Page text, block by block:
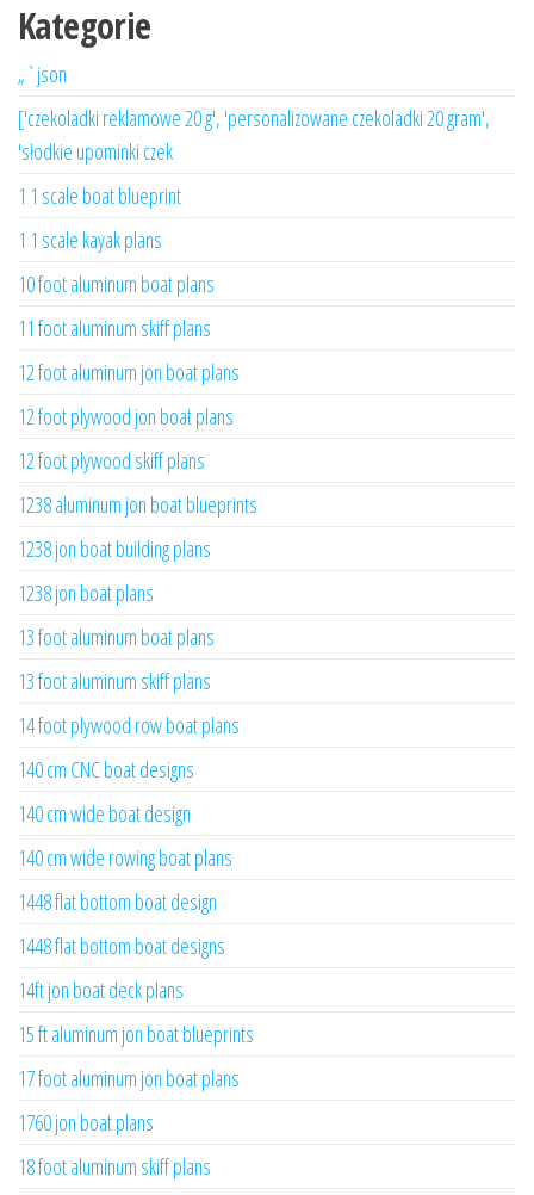
Kategorie
„`json
['czekoladki reklamowe 20 g', 'personalizowane czekoladki 20 gram',
'słodkie upominki czek
1 1 scale boat blueprint
1 1 scale kayak plans
10 foot aluminum boat plans
11 foot aluminum skiff plans
12 foot aluminum jon boat plans
12 foot plywood jon boat plans
12 foot plywood skiff plans
1238 aluminum jon boat blueprints
1238 jon boat building plans
1238 jon boat plans
13 foot aluminum boat plans
13 foot aluminum skiff plans
14 foot plywood row boat plans
140 cm CNC boat designs
140 cm wide boat design
140 cm wide rowing boat plans
1448 flat bottom boat design
1448 flat bottom boat designs
14ft jon boat deck plans
15 ft aluminum jon boat blueprints
17 foot aluminum jon boat plans
1760 jon boat plans
18 foot aluminum skiff plans